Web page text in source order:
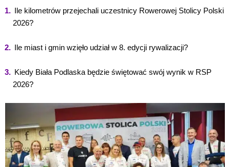
Ile kilometrów przejechali uczestnicy Rowerowej Stolicy Polski
2026?
Ile miast i gmin wzięło udział w 8. edycji rywalizacji?
Kiedy Biała Podlaska będzie świętować swój wynik w RSP
2026?